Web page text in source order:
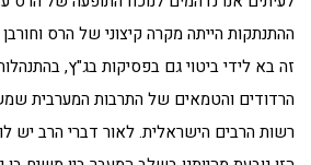
ההתנתקות הייתה מקרה קיצוני של הרס
זה בא לידי ביטוי גם בפסיקות בג"ץ,
הרדודים והטמאים של התרבות המערבית
רשות הרבים הישראלית. לאור דברי הרב יש